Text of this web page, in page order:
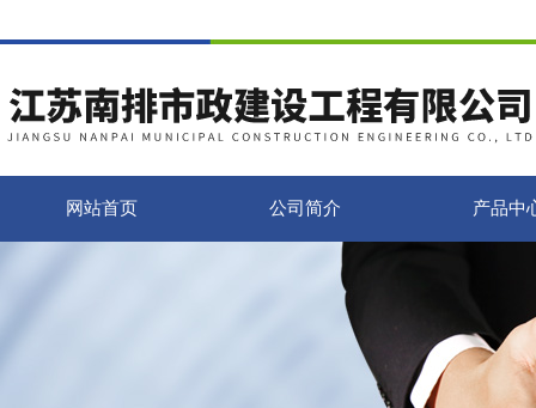
网站首页 公司简介 产品中